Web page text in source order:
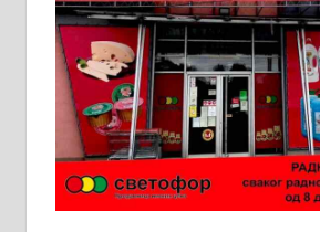
молерских радова. 061/
Ало таксију потребан
категоријом. 064/02-85-511
Потребна два радника
стоваришту „Липа